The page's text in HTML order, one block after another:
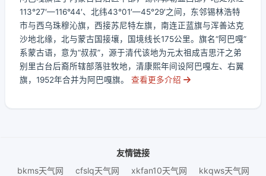
113°27′—116°44′、北纬43°01′—45°29′之间，东邻锡林浩特
市与西乌珠穆沁旗，西接苏尼特左旗，南连正蓝旗与浑善达克
沙地北缘，北与蒙古国接壤，国境线长175公里。旗名“阿巴嘎”
系蒙古语，意为“叔叔”，源于清代该地为元太祖成吉思汗之弟
别里古台后裔所辖部落驻牧地，清康熙年间设阿巴嘎左、右翼
旗，1952年合并为阿巴嘎旗。
查看更多介绍
友情链接
bkms天气网
cfslq天气网 xkfan10天气网 kkqws天气网